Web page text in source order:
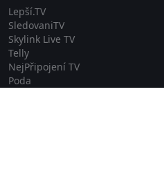
Lepší.TV
SledovaniTV
Skylink Live TV
Telly
NejPřipojení TV
Poda